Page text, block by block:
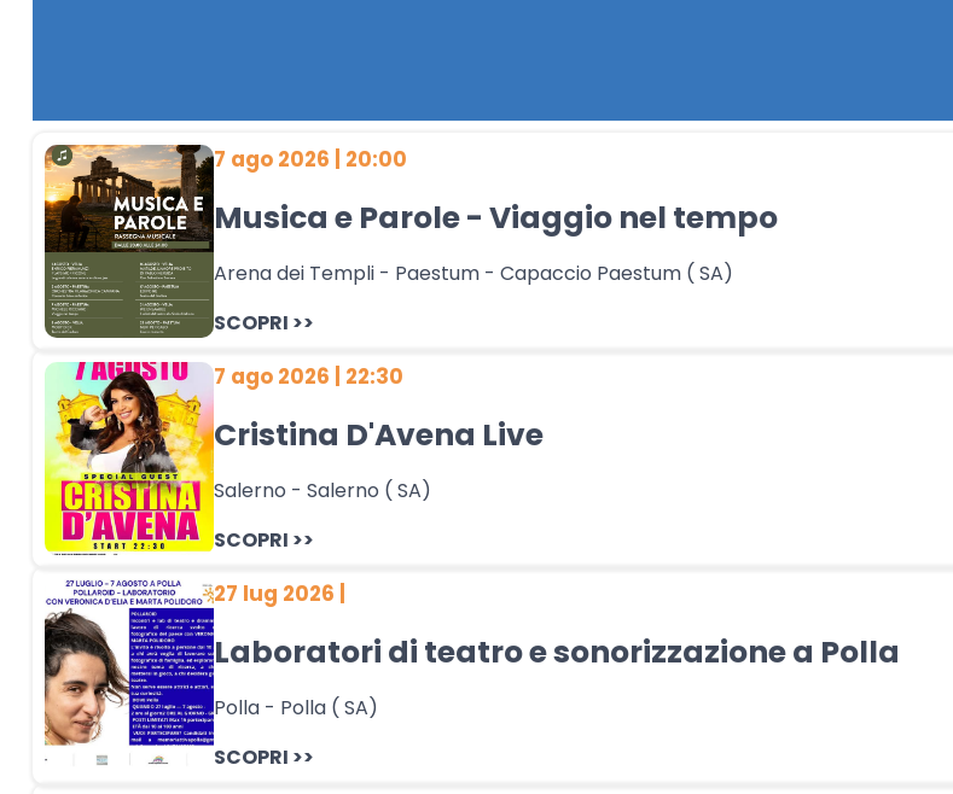
7 ago 2026 | 20:00
Musica e Parole - Viaggio nel tempo
Arena dei Templi - Paestum - Capaccio Paestum ( SA)
SCOPRI >>
7 ago 2026 | 22:30
Cristina D'Avena Live
Salerno - Salerno ( SA)
SCOPRI >>
27 lug 2026 |
Laboratori di teatro e sonorizzazione a Polla
Polla - Polla ( SA)
SCOPRI >>